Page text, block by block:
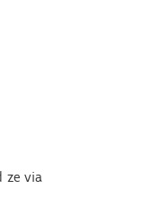
ze via